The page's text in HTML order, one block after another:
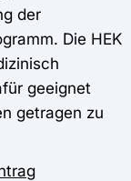
der
Die HEK
geeignet
getragen zu